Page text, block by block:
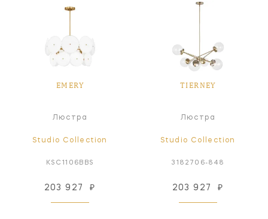
EMERY
Люстра
Studio Collection
KSC1106BBS
203 927 ₽
TIERNEY
Люстра
Studio Collection
3182706-848
203 927 ₽